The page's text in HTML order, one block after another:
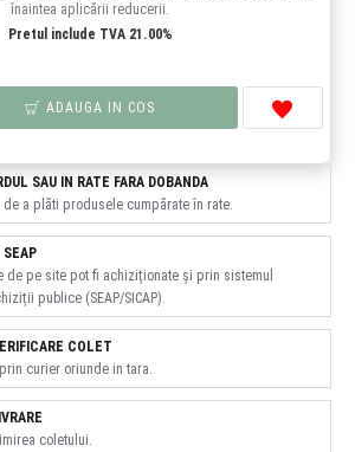
înaintea aplicării reducerii.
Pretul include TVA 21.00%
ADAUGA IN COS
coletului.
COLET
curier oriunde in tara.
SAU IN RATE FARA DOBANDA
a plăti produsele cumpărate în rate.
de pe site pot fi achiziționate și prin sistemul
publice (SEAP/SICAP).